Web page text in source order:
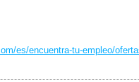
es/encuentra-tu-empleo/